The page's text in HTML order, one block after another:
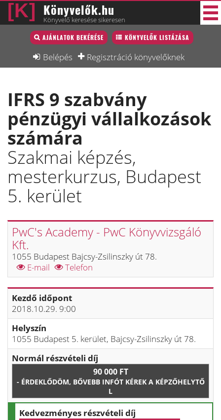
Könyvelők.hu
Könyvelő keresése sikeresen
AJÁNLATOK BEKÉRÉSE KÖNYVELŐK LISTÁZÁSA
Belépés Regisztráció könyvelőknek
Könyvelő lista
Könyvelési munkák
Interjú
Blog
Állás
Képzésnaptár
IFRS 9 szabvány
pénzügyi vállalkozások
számára
Szakmai képzés,
mesterkurzus, Budapest
5. kerület
PwC's Academy - PwC Könyvvizsgáló
Kft.
1055 Budapest Bajcsy-Zsilinszky út 78.
E-mail
Telefon
Kezdő időpont
2018.10.29. 9:00
Helyszín
1055 Budapest 5. kerület, Bajcsy-Zsilinszky út 78.
Normál részvételi díj
90 000 FT
- ÉRDEKLŐDÖM, BŐVEBB INFÓT KÉREK A KÉPZŐHELYTŐ
L
Kedvezményes részvételi díj